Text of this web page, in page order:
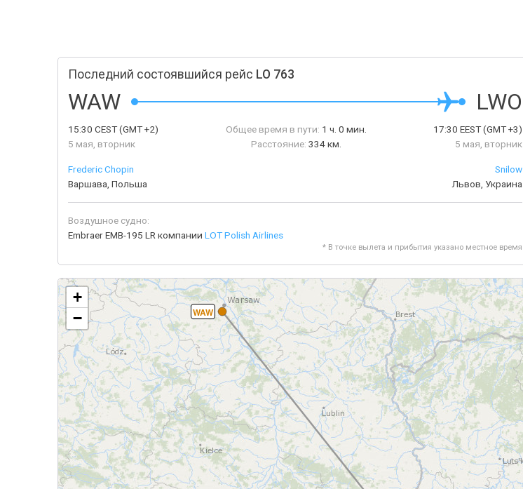
Последний состоявшийся рейс LO 763
WAW LWO
15:30 CEST(GMT +2)
5 мая, вторник
Общее время в пути: 1 ч. 0 мин.
Расстояние: 334 км.
17:30EEST(GMT +3)
5 мая, вторник
Frederic Chopin
Варшава, Польша
Snilow
Львов, Украина
Воздушное судно:
Embraer EMB-195 LR компании LOT Polish Airlines
* В точке вылета и прибытия указано местное время
WAW
+
−